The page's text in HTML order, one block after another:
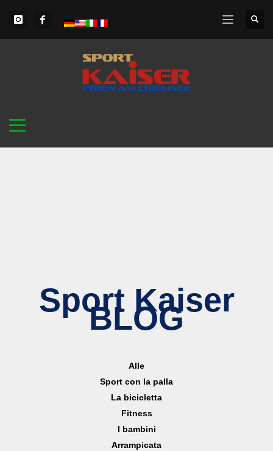
Sport Kaiser
BLOG
Alle
Sport con la palla
La bicicletta
Fitness
I bambini
Arrampicata